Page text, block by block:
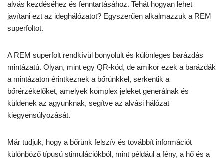
alvás kezdéséhez és fenntartásához. Tehát hogyan lehet
javítani ezt az ideghálózatot? Egyszerűen alkalmazzuk a REM
superfoltot.
A REM superfolt rendkívül bonyolult és különleges barázdás
mintázatú. Olyan, mint egy QR-kód, de amikor ezek a barázdák
a mintázaton érintkeznek a bőrünkkel, serkentik a
bőrérzékelőket, amelyek komplex jeleket generálnak és
küldenek az agyunknak, segítve az alvási hálózat
kiegyensúlyozását.
Már tudjuk, hogy a bőrünk felszív és továbbít információt
különböző típusú stimulációkból, mint például a fény, a hő és a